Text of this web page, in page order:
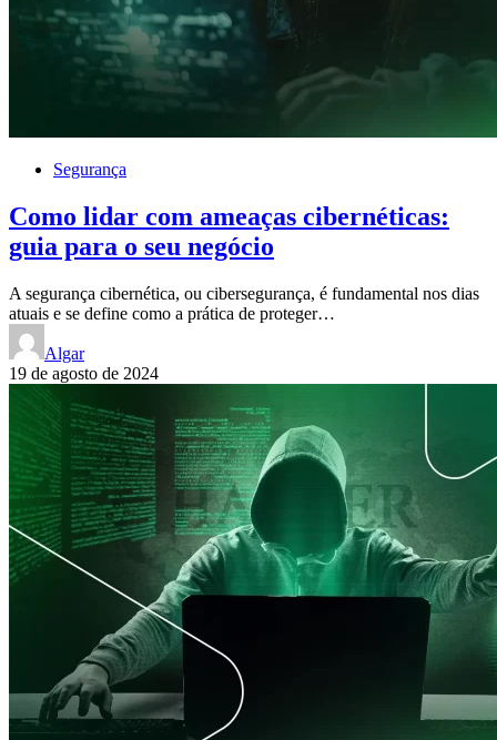
Segurança
Como lidar com ameaças cibernéticas:
guia para o seu negócio
A segurança cibernética, ou cibersegurança, é fundamental nos dias
atuais e se define como a prática de proteger…
Algar
19 de agosto de 2024